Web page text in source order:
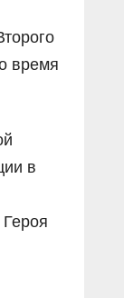
время
в